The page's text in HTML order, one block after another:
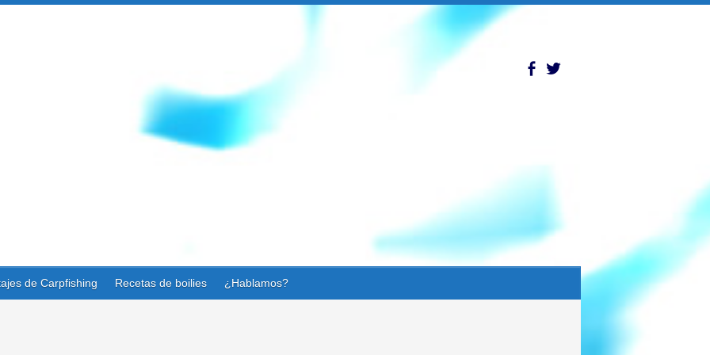
de Carpfishing Recetas de boilies ¿Hablamos?